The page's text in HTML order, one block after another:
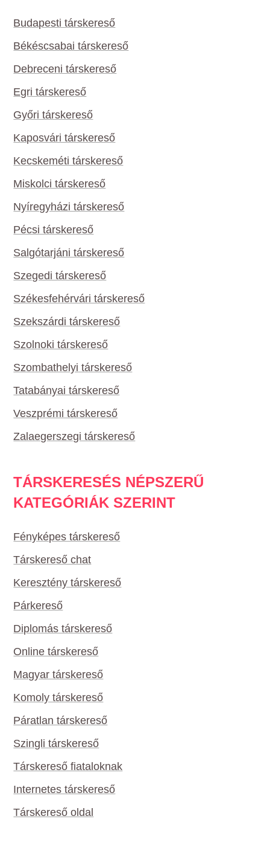
Budapesti társkereső
Békéscsabai társkereső
Debreceni társkereső
Egri társkereső
Győri társkereső
Kaposvári társkereső
Kecskeméti társkereső
Miskolci társkereső
Nyíregyházi társkereső
Pécsi társkereső
Salgótarjáni társkereső
Szegedi társkereső
Székesfehérvári társkereső
Szekszárdi társkereső
Szolnoki társkereső
Szombathelyi társkereső
Tatabányai társkereső
Veszprémi társkereső
Zalaegerszegi társkereső
TÁRSKERESÉS NÉPSZERŰ
KATEGÓRIÁK SZERINT
Fényképes társkereső
Társkereső chat
Keresztény társkereső
Párkereső
Diplomás társkereső
Online társkereső
Magyar társkereső
Komoly társkereső
Páratlan társkereső
Szingli társkereső
Társkereső fiataloknak
Internetes társkereső
Társkereső oldal